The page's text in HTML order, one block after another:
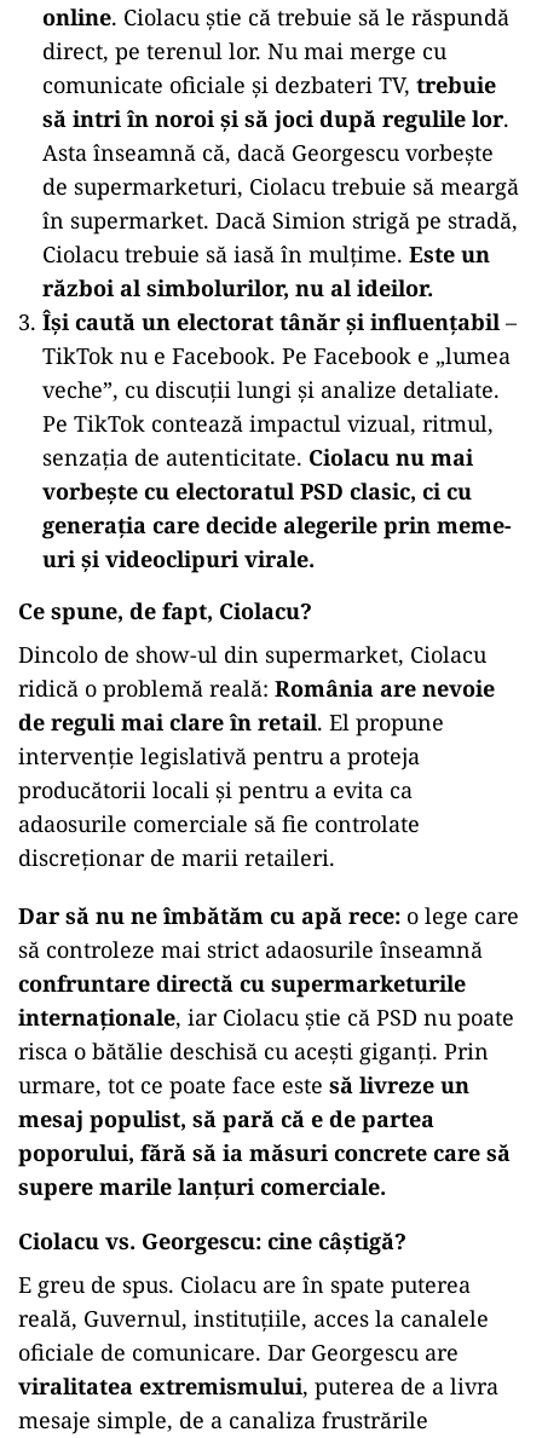
online. Ciolacu știe că trebuie să le răspundă
direct, pe terenul lor. Nu mai merge cu
comunicate oficiale și dezbateri TV, trebuie
să intri în noroi și să joci după regulile lor.
Asta înseamnă că, dacă Georgescu vorbește
de supermarketuri, Ciolacu trebuie să meargă
în supermarket. Dacă Simion strigă pe stradă,
Ciolacu trebuie să iasă în mulțime. Este un
război al simbolurilor, nu al ideilor.
Își caută un electorat tânăr și influențabil –
TikTok nu e Facebook. Pe Facebook e „lumea
veche”, cu discuții lungi și analize detaliate.
Pe TikTok contează impactul vizual, ritmul,
senzația de autenticitate. Ciolacu nu mai
vorbește cu electoratul PSD clasic, ci cu
generația care decide alegerile prin meme-
uri și videoclipuri virale.
Ce spune, de fapt, Ciolacu?
Dincolo de show-ul din supermarket, Ciolacu
ridică o problemă reală: România are nevoie
de reguli mai clare în retail. El propune
intervenție legislativă pentru a proteja
producătorii locali și pentru a evita ca
adaosurile comerciale să fie controlate
discreționar de marii retaileri.
Dar să nu ne îmbătăm cu apă rece: o lege care
să controleze mai strict adaosurile înseamnă
confruntare directă cu supermarketurile
internaționale, iar Ciolacu știe că PSD nu poate
risca o bătălie deschisă cu acești giganți. Prin
urmare, tot ce poate face este să livreze un
mesaj populist, să pară că e de partea
poporului, fără să ia măsuri concrete care să
supere marile lanțuri comerciale.
Ciolacu vs. Georgescu: cine câștigă?
E greu de spus. Ciolacu are în spate puterea
reală, Guvernul, instituțiile, acces la canalele
oficiale de comunicare. Dar Georgescu are
viralitatea extremismului, puterea de a livra
mesaje simple, de a canaliza frustrările